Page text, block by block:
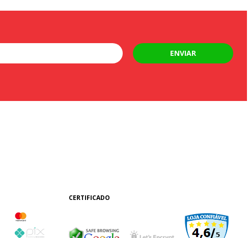
ENVIAR
CERTIFICADO